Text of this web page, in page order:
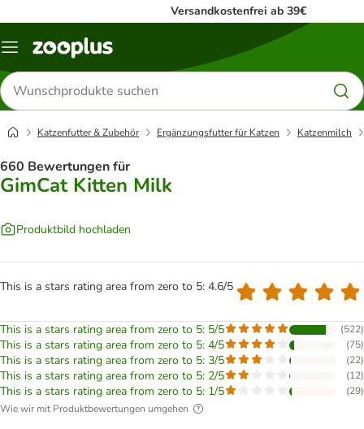
Versandkostenfrei ab 39€
Menü
Produkte
suchen
Katzenfutter & Zubehör Ergänzungsfutter für Katzen Katzenmilch
660 Bewertungen für
GimCat Kitten Milk
Produktbild hochladen
This is a stars rating area from zero to 5: 4.6/5
This is a stars rating area from zero to 5: 5/5 (522)
This is a stars rating area from zero to 5: 4/5 (75)
This is a stars rating area from zero to 5: 3/5 (22)
This is a stars rating area from zero to 5: 2/5 (12)
This is a stars rating area from zero to 5: 1/5 (29)
Wie wir mit Produktbewertungen umgehen